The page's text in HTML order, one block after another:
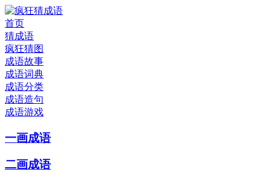
首页
猜成语
疯狂猜图
成语故事
成语词典
成语分类
成语造句
成语游戏
一画成语
二画成语